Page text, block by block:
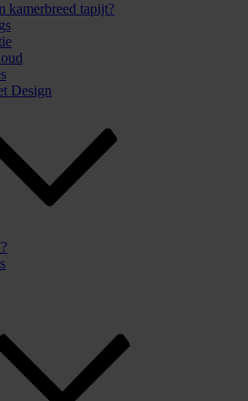
kamerbreed tapijt?
Design